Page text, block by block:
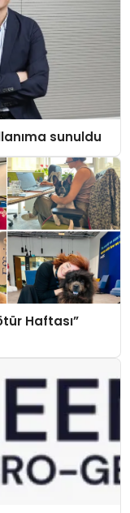
sunuldu
Haftası”